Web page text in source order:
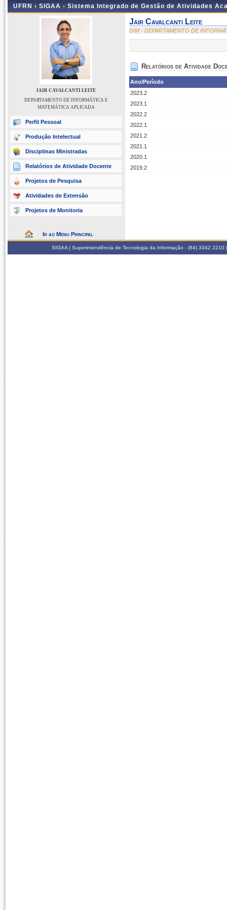
UFRN › SIGAA - Sistema Integrado de Gestão de Atividades
JAIR CAVALCANTI LEITE
DEPARTAMENTO DE INFORMÁTICA E
MATEMÁTICA APLICADA
Perfil Pessoal
Produção Intelectual
Disciplinas Ministradas
Relatórios de Atividade Docente
Projetos de Pesquisa
Atividades de Extensão
Projetos de Monitoria
Ir ao Menu Principal
Jair Cavalcanti Leite
DIM - DEPARTAMENTO DE
Relatórios de Atividade
Ano/Período
2023.2
2023.1
2022.2
2022.1
2021.2
2021.1
2020.1
2019.2
SIGAA | Superintendência de Tecnologia da Informação - (84) 3342